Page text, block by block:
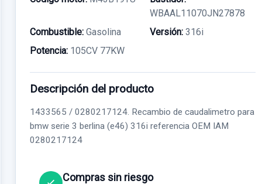
WBAAL11070JN27878
Combustible: Gasolina Versión: 316i
Potencia: 105CV 77KW
Descripción del producto
1433565 / 0280217124. Recambio de caudalimetro para
bmw serie 3 berlina (e46) 316i referencia OEM IAM
0280217124
Compras sin riesgo